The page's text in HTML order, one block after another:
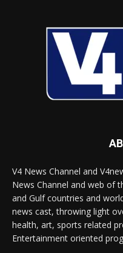
V4 News Channel and
News Channel and web of
and Gulf countries and
news cast, throwing light
health, art, sports related
Entertainment oriented